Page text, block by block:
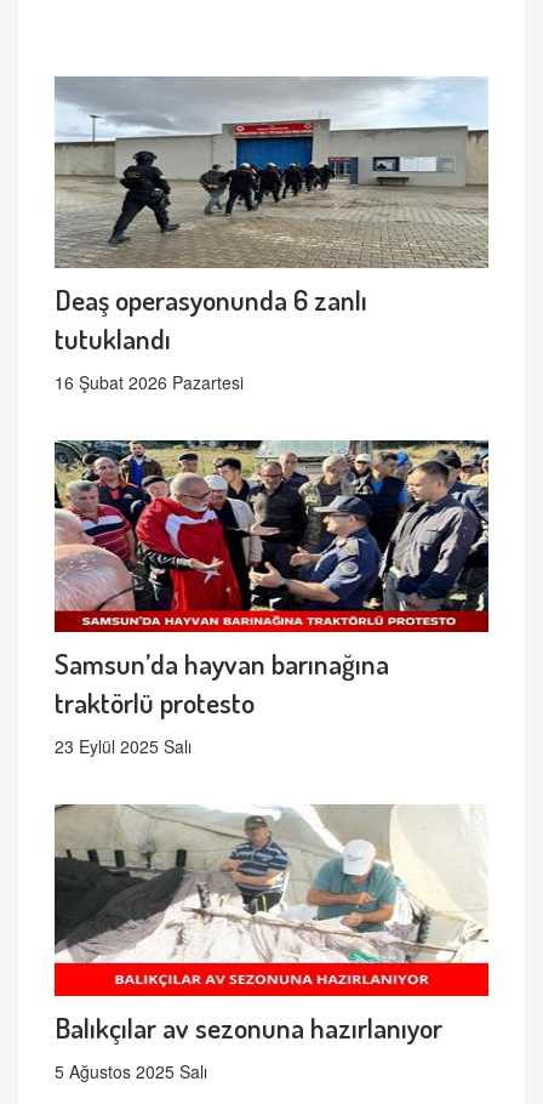
Deaş operasyonunda 6 zanlı
tutuklandı
16 Şubat 2026 Pazartesi
Samsun’da hayvan barınağına
traktörlü protesto
23 Eylül 2025 Salı
Balıkçılar av sezonuna hazırlanıyor
5 Ağustos 2025 Salı